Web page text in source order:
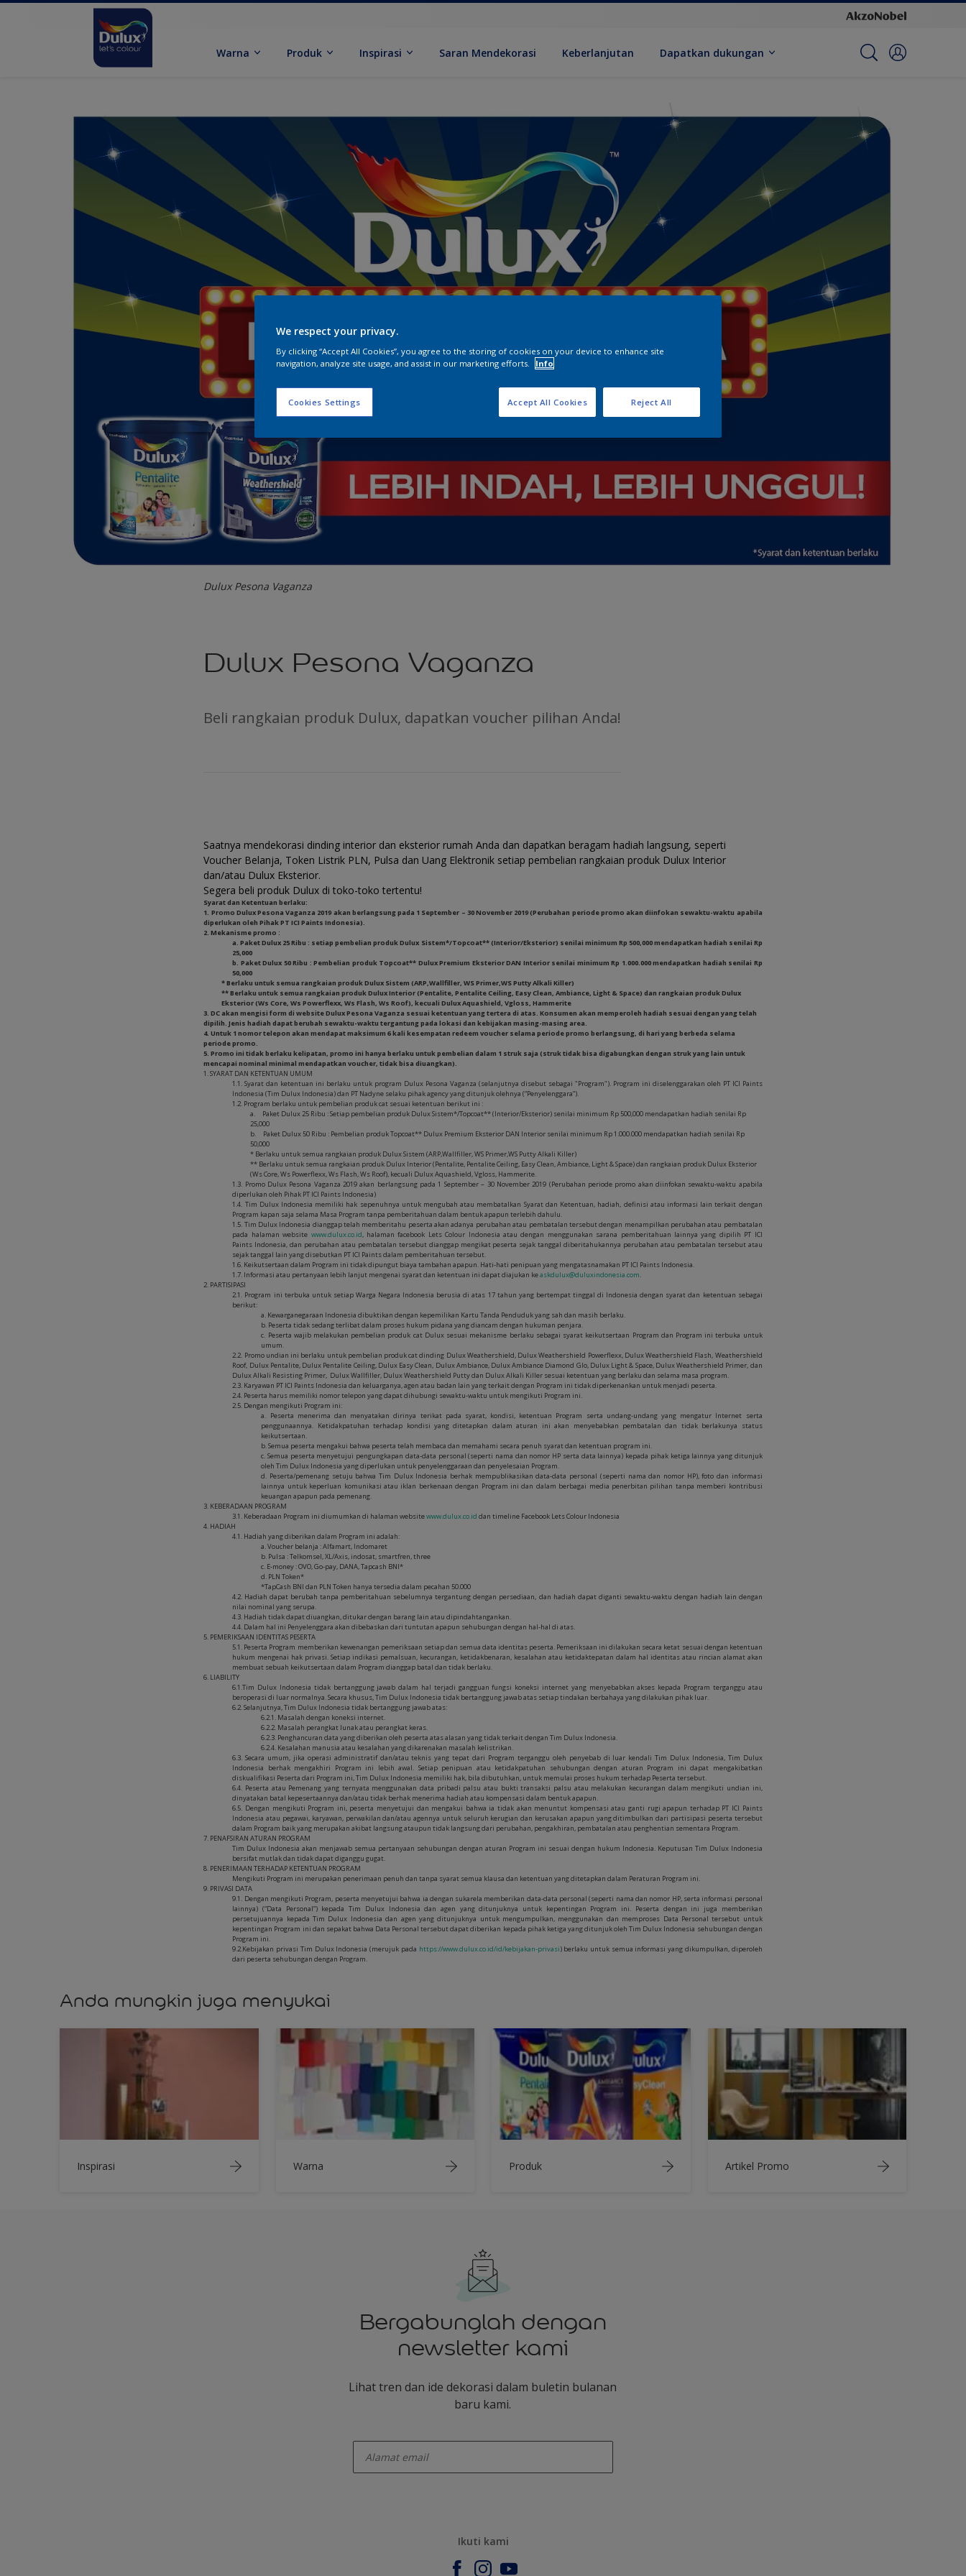
Warna Produk Inspirasi Saran Mendekorasi Keberlanjutan Dapatkan dukungan
Dulux Pesona Vaganza
Dulux Pesona Vaganza
Beli rangkaian produk Dulux, dapatkan voucher pilihan Anda!
Saatnya mendekorasi dinding interior dan eksterior rumah Anda dan dapatkan beragam hadiah langsung, seperti
Voucher Belanja, Token Listrik PLN, Pulsa dan Uang Elektronik setiap pembelian rangkaian produk Dulux Interior
dan/atau Dulux Eksterior.
Segera beli produk Dulux di toko-toko tertentu!
Syarat dan Ketentuan berlaku:
1. Promo Dulux Pesona Vaganza 2019 akan berlangsung pada 1 September – 30 November 2019 (Perubahan periode promo akan diinfokan sewaktu-waktu apabila
diperlukan oleh Pihak PT ICI Paints Indonesia).
2. Mekanisme promo :
a. Paket Dulux 25 Ribu : setiap pembelian produk Dulux Sistem*/Topcoat** (Interior/Eksterior) senilai minimum Rp 500,000 mendapatkan hadiah senilai Rp
25,000
b. Paket Dulux 50 Ribu : Pembelian produk Topcoat** Dulux Premium Eksterior DAN Interior senilai minimum Rp 1.000.000 mendapatkan hadiah senilai Rp
50,000
* Berlaku untuk semua rangkaian produk Dulux Sistem (ARP,Wallfiller, WS Primer,WS Putty Alkali Killer)
** Berlaku untuk semua rangkaian produk Dulux Interior (Pentalite, Pentalite Ceiling, Easy Clean, Ambiance, Light & Space) dan rangkaian produk Dulux
Eksterior (Ws Core, Ws Powerflexx, Ws Flash, Ws Roof), kecuali Dulux Aquashield, Vgloss, Hammerite
3. DC akan mengisi form di website Dulux Pesona Vaganza sesuai ketentuan yang tertera di atas. Konsumen akan memperoleh hadiah sesuai dengan yang telah
dipilih. Jenis hadiah dapat berubah sewaktu-waktu tergantung pada lokasi dan kebijakan masing-masing area.
4. Untuk 1 nomor telepon akan mendapat maksimum 6 kali kesempatan redeem voucher selama periode promo berlangsung, di hari yang berbeda selama
periode promo.
5. Promo ini tidak berlaku kelipatan, promo ini hanya berlaku untuk pembelian dalam 1 struk saja (struk tidak bisa digabungkan dengan struk yang lain untuk
mencapai nominal minimal mendapatkan voucher, tidak bisa diuangkan).
1. SYARAT DAN KETENTUAN UMUM
1.1. Syarat dan ketentuan ini berlaku untuk program Dulux Pesona Vaganza (selanjutnya disebut sebagai "Program"). Program ini diselenggarakan oleh PT ICI Paints
Indonesia (Tim Dulux Indonesia) dan PT Nadyne selaku pihak agency yang ditunjuk olehnya (“Penyelenggara”).
1.2. Program berlaku untuk pembelian produk cat sesuai ketentuan berikut ini :
a. Paket Dulux 25 Ribu : Setiap pembelian produk Dulux Sistem*/Topcoat** (Interior/Eksterior) senilai minimum Rp 500,000 mendapatkan hadiah senilai Rp
25,000
b. Paket Dulux 50 Ribu : Pembelian produk Topcoat** Dulux Premium Eksterior DAN Interior senilai minimum Rp 1.000.000 mendapatkan hadiah senilai Rp
50,000
* Berlaku untuk semua rangkaian produk Dulux Sistem (ARP,Wallfiller, WS Primer,WS Putty Alkali Killer)
** Berlaku untuk semua rangkaian produk Dulux Interior (Pentalite, Pentalite Ceiling, Easy Clean, Ambiance, Light & Space) dan rangkaian produk Dulux Eksterior
(Ws Core, Ws Powerflexx, Ws Flash, Ws Roof), kecuali Dulux Aquashield, Vgloss, Hammerite.
1.3. Promo Dulux Pesona Vaganza 2019 akan berlangsung pada 1 September – 30 November 2019 (Perubahan periode promo akan diinfokan sewaktu-waktu apabila
diperlukan oleh Pihak PT ICI Paints Indonesia)
1.4. Tim Dulux Indonesia memiliki hak sepenuhnya untuk mengubah atau membatalkan Syarat dan Ketentuan, hadiah, definisi atau informasi lain terkait dengan
Program kapan saja selama Masa Program tanpa pemberitahuan dalam bentuk apapun terlebih dahulu.
1.5. Tim Dulux Indonesia dianggap telah memberitahu peserta akan adanya perubahan atau pembatalan tersebut dengan menampilkan perubahan atau pembatalan
pada halaman website www.dulux.co.id, halaman facebook Lets Colour Indonesia atau dengan menggunakan sarana pemberitahuan lainnya yang dipilih PT ICI
Paints Indonesia, dan perubahan atau pembatalan tersebut dianggap mengikat peserta sejak tanggal diberitahukannya perubahan atau pembatalan tersebut atau
sejak tanggal lain yang disebutkan PT ICI Paints dalam pemberitahuan tersebut.
1.6. Keikutsertaan dalam Program ini tidak dipungut biaya tambahan apapun. Hati-hati penipuan yang mengatasnamakan PT ICI Paints Indonesia.
1.7. Informasi atau pertanyaan lebih lanjut mengenai syarat dan ketentuan ini dapat diajukan keaskdulux@duluxindonesia.com.
2. PARTISIPASI
2.1. Program ini terbuka untuk setiap Warga Negara Indonesia berusia di atas 17 tahun yang bertempat tinggal di Indonesia dengan syarat dan ketentuan sebagai
berikut:
a. Kewarganegaraan Indonesia dibuktikan dengan kepemilikan Kartu Tanda Penduduk yang sah dan masih berlaku.
b. Peserta tidak sedang terlibat dalam proses hukum pidana yang diancam dengan hukuman penjara.
c. Peserta wajib melakukan pembelian produk cat Dulux sesuai mekanisme berlaku sebagai syarat keikutsertaan Program dan Program ini terbuka untuk
umum.
2.2. Promo undian ini berlaku untuk pembelian produk cat dinding Dulux Weathershield, Dulux Weathershield Powerflexx, Dulux Weathershield Flash, Weathershield
Roof, Dulux Pentalite, Dulux Pentalite Ceiling, Dulux Easy Clean, Dulux Ambiance, Dulux Ambiance Diamond Glo, Dulux Light & Space, Dulux Weathershield Primer, dan
Dulux Alkali Resisting Primer, Dulux Wallfiller, Dulux Weathershield Putty dan Dulux Alkali Killer sesuai ketentuan yang berlaku dan selama masa program.
2.3. Karyawan PT ICI Paints Indonesia dan keluarganya, agen atau badan lain yang terkait dengan Program ini tidak diperkenankan untuk menjadi peserta.
2.4. Peserta harus memiliki nomor telepon yang dapat dihubungi sewaktu-waktu untuk mengikuti Program ini.
2.5. Dengan mengikuti Program ini:
a. Peserta menerima dan menyatakan dirinya terikat pada syarat, kondisi, ketentuan Program serta undang-undang yang mengatur Internet serta
penggunaannya. Ketidakpatuhan terhadap kondisi yang ditetapkan dalam aturan ini akan menyebabkan pembatalan dan tidak berlakunya status
keikutsertaan.
b. Semua peserta mengakui bahwa peserta telah membaca dan memahami secara penuh syarat dan ketentuan program ini.
c. Semua peserta menyetujui pengungkapan data-data personal (seperti nama dan nomor HP serta data lainnya) kepada pihak ketiga lainnya yang ditunjuk
oleh Tim Dulux Indonesia yang diperlukan untuk penyelenggaraan dan penyelesaian Program.
d. Peserta/pemenang setuju bahwa Tim Dulux Indonesia berhak mempublikasikan data-data personal (seperti nama dan nomor HP), foto dan informasi
lainnya untuk keperluan komunikasi atau iklan berkenaan dengan Program ini dan dalam berbagai media penerbitan pilihan tanpa memberi kontribusi
keuangan apapun pada pemenang.
3. KEBERADAAN PROGRAM
3.1. Keberadaan Program ini diumumkan di halaman websitewww.dulux.co.id dan timeline Facebook Lets Colour Indonesia
4. HADIAH
4.1. Hadiah yang diberikan dalam Program ini adalah:
a. Voucher belanja : Alfamart, Indomaret
b. Pulsa : Telkomsel, XL/Axis, indosat, smartfren, three
c. E-money : OVO, Go-pay, DANA, Tapcash BNI*
d. PLN Token*
*TapCash BNI dan PLN Token hanya tersedia dalam pecahan 50.000
4.2. Hadiah dapat berubah tanpa pemberitahuan sebelumnya tergantung dengan persediaan, dan hadiah dapat diganti sewaktu-waktu dengan hadiah lain dengan
nilai nominal yang serupa.
4.3. Hadiah tidak dapat diuangkan, ditukar dengan barang lain atau dipindahtangankan.
4.4. Dalam hal ini Penyelenggara akan dibebaskan dari tuntutan apapun sehubungan dengan hal-hal di atas.
5. PEMERIKSAAN IDENTITAS PESERTA
5.1. Peserta Program memberikan kewenangan pemeriksaan setiap dan semua data identitas peserta. Pemeriksaan ini dilakukan secara ketat sesuai dengan ketentuan
hukum mengenai hak privasi. Setiap indikasi pemalsuan, kecurangan, ketidakbenaran, kesalahan atau ketidaktepatan dalam hal identitas atau rincian alamat akan
membuat sebuah keikutsertaan dalam Program dianggap batal dan tidak berlaku.
6. LIABILITY
6.1.Tim Dulux Indonesia tidak bertanggung jawab dalam hal terjadi gangguan fungsi koneksi internet yang menyebabkan akses kepada Program terganggu atau
beroperasi di luar normalnya. Secara khusus, Tim Dulux Indonesia tidak bertanggung jawab atas setiap tindakan berbahaya yang dilakukan pihak luar.
6.2. Selanjutnya, Tim Dulux Indonesia tidak bertanggung jawab atas:
6.2.1. Masalah dengan koneksi internet.
6.2.2. Masalah perangkat lunak atau perangkat keras.
6.2.3. Penghancuran data yang diberikan oleh peserta atas alasan yang tidak terkait dengan Tim Dulux Indonesia.
6.2.4. Kesalahan manusia atau kesalahan yang dikarenakan masalah kelistrikan.
6.3. Secara umum, jika operasi administratif dan/atau teknis yang tepat dari Program terganggu oleh penyebab di luar kendali Tim Dulux Indonesia, Tim Dulux
Indonesia berhak mengakhiri Program ini lebih awal. Setiap penipuan atau ketidakpatuhan sehubungan dengan aturan Program ini dapat mengakibatkan
diskualifikasi Peserta dari Program ini, Tim Dulux Indonesia memiliki hak, bila dibutuhkan, untuk memulai proses hukum terhadap Peserta tersebut.
6.4. Peserta atau Pemenang yang ternyata menggunakan data pribadi palsu atau bukti transaksi palsu atau melakukan kecurangan dalam mengikuti undian ini,
dinyatakan batal kepesertaannya dan/atau tidak berhak menerima hadiah atau kompensasi dalam bentuk apapun.
6.5. Dengan mengikuti Program ini, peserta menyetujui dan mengakui bahwa ia tidak akan menuntut kompensasi atau ganti rugi apapun terhadap PT ICI Paints
Indonesia atau pegawai, karyawan, perwakilan dan/atau agennya untuk seluruh kerugian dan kerusakan apapun yang ditimbulkan dari partisipasi peserta tersebut
dalam Program baik yang merupakan akibat langsung ataupun tidak langsung dari perubahan, pengakhiran, pembatalan atau penghentian sementara Program.
7. PENAFSIRAN ATURAN PROGRAM
Tim Dulux Indonesia akan menjawab semua pertanyaan sehubungan dengan aturan Program ini sesuai dengan hukum Indonesia. Keputusan Tim Dulux Indonesia
bersifat mutlak dan tidak dapat diganggu gugat.
8. PENERIMAAN TERHADAP KETENTUAN PROGRAM
Mengikuti Program ini merupakan penerimaan penuh dan tanpa syarat semua klausa dan ketentuan yang ditetapkan dalam Peraturan Program ini.
9. PRIVASI DATA
9.1. Dengan mengikuti Program, peserta menyetujui bahwa ia dengan sukarela memberikan data-data personal (seperti nama dan nomor HP, serta informasi personal
lainnya) (“Data Personal”) kepada Tim Dulux Indonesia dan agen yang ditunjuknya untuk kepentingan Program ini. Peserta dengan ini juga memberikan
persetujuannya kepada Tim Dulux Indonesia dan agen yang ditunjuknya untuk mengumpulkan, menggunakan dan memproses Data Personal tersebut untuk
kepentingan Program ini dan sepakat bahwa Data Personal tersebut dapat diberikan kepada pihak ketiga yang ditunjuk oleh Tim Dulux Indonesia sehubungan dengan
Program ini.
9.2.Kebijakan privasi Tim Dulux Indonesia (merujuk pada https://www.dulux.co.id/id/kebijakan-privasi) berlaku untuk semua informasi yang dikumpulkan, diperoleh
dari peserta sehubungan dengan Program.
Anda mungkin juga menyukai
Inspirasi Warna Produk Artikel Promo
Bergabunglah dengan
newsletter kami
Lihat tren dan ide dekorasi dalam buletin bulanan
baru kami.
Ikuti kami
We respect your privacy.
By clicking “Accept All Cookies”, you agree to the storing of cookies on your device to enhance site
navigation, analyze site usage, and assist in our marketing efforts.
Info
Cookies Settings Reject All
Accept All Cookies